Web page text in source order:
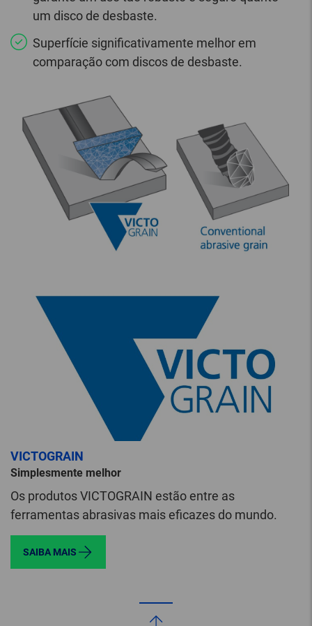
um disco de desbaste.
Superfície significativamente melhor em
comparação com discos de desbaste.
VICTOGRAIN
Simplesmente melhor
Os produtos VICTOGRAIN estão entre as
ferramentas abrasivas mais eficazes do mundo.
SAIBA MAIS